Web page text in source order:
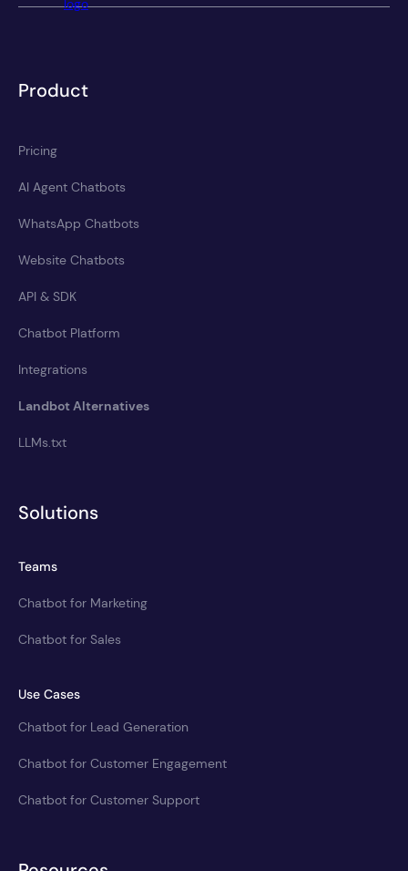
Product
Pricing
AI Agent Chatbots
WhatsApp Chatbots
Website Chatbots
API & SDK
Chatbot Platform
Integrations
Landbot Alternatives
LLMs.txt
Solutions
Teams
Chatbot for Marketing
Chatbot for Sales
Use Cases
Chatbot for Lead Generation
Chatbot for Customer Engagement
Chatbot for Customer Support